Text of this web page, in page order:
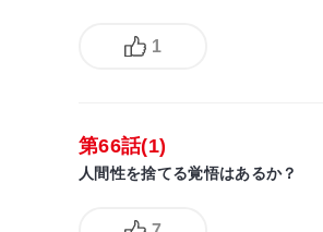
1
第66話(1)
人間性を捨てる覚悟はあるか？